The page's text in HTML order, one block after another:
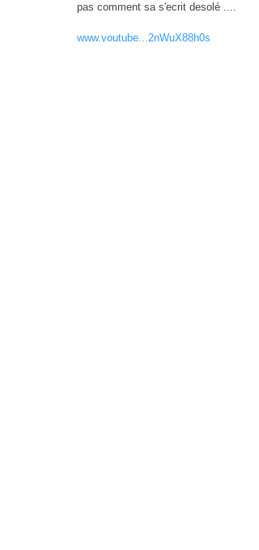
pas comment sa s'ecrit desolé ....
www.youtube...2nWuX88h0s